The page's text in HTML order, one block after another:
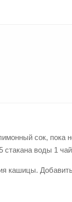
сок, пока
воды 1
кашицы.